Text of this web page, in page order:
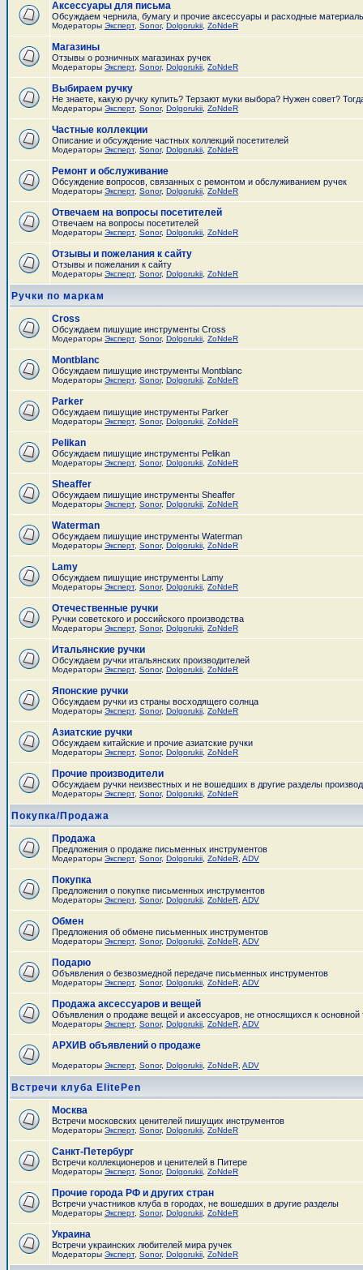
Аксессуары для письма
Обсуждаем чернила, бумагу и прочие аксессуары и расходные
Модераторы Эксперт, Sonor, Dolgorukii ZoNdeR
Магазины
Отзывы о розничных магазинах ручек
Модераторы Эксперт, Sonor, Dolgorukii ZoNdeR
Выбираем ручку
Не знаете, какую ручку купить? Терзают муки выбора? Нужен совет?
Модераторы Эксперт, Sonor, Dolgorukii ZoNdeR
Частные коллекции
Описание и обсуждение частных коллекций посетителей
Модераторы Эксперт, Sonor, Dolgorukii ZoNdeR
Ремонт и обслуживание
Обсуждение вопросов, связанных с ремонтом и обслуживанием ручек
Модераторы Эксперт, Sonor, Dolgorukii ZoNdeR
Отвечаем на вопросы посетителей
Отвечаем на вопросы посетителей
Модераторы Эксперт, Sonor, Dolgorukii ZoNdeR
Отзывы и пожелания к сайту
Отзывы и пожелания к сайту
Модераторы Эксперт, Sonor, Dolgorukii ZoNdeR
Ручки по маркам
Cross
Обсуждаем пишущие инструменты Cross
Модераторы Эксперт, Sonor, Dolgorukii ZoNdeR
Montblanc
Обсуждаем пишущие инструменты Montblanc
Модераторы Эксперт, Sonor, Dolgorukii ZoNdeR
Parker
Обсуждаем пишущие инструменты Parker
Модераторы Эксперт, Sonor, Dolgorukii ZoNdeR
Pelikan
Обсуждаем пишущие инструменты Pelikan
Модераторы Эксперт, Sonor, Dolgorukii ZoNdeR
Sheaffer
Обсуждаем пишущие инструменты Sheaffer
Модераторы Эксперт, Sonor, Dolgorukii ZoNdeR
Waterman
Обсуждаем пишущие инструменты Waterman
Модераторы Эксперт, Sonor, Dolgorukii ZoNdeR
Lamy
Обсуждаем пишущие инструменты Lamy
Модераторы Эксперт, Sonor, Dolgorukii ZoNdeR
Отечественные ручки
Ручки советского и российского производства
Модераторы Эксперт, Sonor, Dolgorukii ZoNdeR
Итальянские ручки
Обсуждаем ручки итальянских производителей
Модераторы Эксперт, Sonor, Dolgorukii ZoNdeR
Японские ручки
Обсуждаем ручки из страны восходящего солнца
Модераторы Эксперт, Sonor, Dolgorukii ZoNdeR
Азиатские ручки
Обсуждаем китайские и прочие азиатские ручки
Модераторы Эксперт, Sonor, Dolgorukii ZoNdeR
Прочие производители
Обсуждаем ручки неизвестных и не вошедших в другие разделы
Модераторы Эксперт, Sonor, Dolgorukii ZoNdeR
Покупка/Продажа
Продажа
Предложения о продаже письменных инструментов
Модераторы Эксперт, Sonor, Dolgorukii ZoNdeR ADV
Покупка
Предложения о покупке письменных инструментов
Модераторы Эксперт, Sonor, Dolgorukii ZoNdeR ADV
Обмен
Предложения об обмене письменных инструментов
Модераторы Эксперт, Sonor, Dolgorukii ZoNdeR ADV
Подарю
Объявления о безвозмедной передаче письменных инструментов
Модераторы Эксперт, Sonor, Dolgorukii ZoNdeR ADV
Продажа аксессуаров и вещей
Объявления о продаже вещей и аксессуаров, не относящихся к
Модераторы Эксперт, Sonor, Dolgorukii ZoNdeR ADV
АРХИВ объявлений о продаже
Модераторы Эксперт, Sonor, Dolgorukii ZoNdeR ADV
Встречи клуба ElitePen
Москва
Встречи московских ценителей пишущих инструментов
Модераторы Эксперт, Sonor, Dolgorukii ZoNdeR
Санкт-Петербург
Встречи коллекционеров и ценителей в Питере
Модераторы Эксперт, Sonor, Dolgorukii ZoNdeR
Прочие города РФ и других стран
Встречи участников клуба в городах, не вошедших в другие разделы
Модераторы Эксперт, Sonor, Dolgorukii ZoNdeR
Украина
Встречи украинских любителей мира ручек
Модераторы Эксперт, Sonor, Dolgorukii ZoNdeR